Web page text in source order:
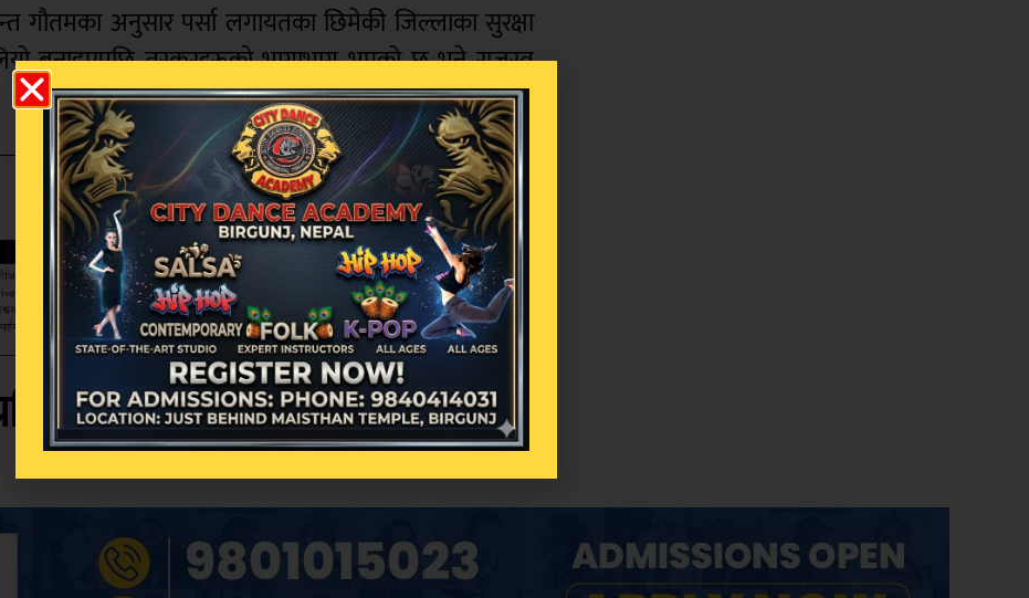
गौतमका अनुसार पर्सा लगायतका छिमेकी जिल्लाका सुरक्षा
बनाइएपछि तस्करहरूको भागाभाग भएको छ भने राजस्व